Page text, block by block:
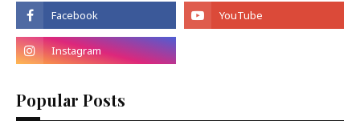
Popular Posts